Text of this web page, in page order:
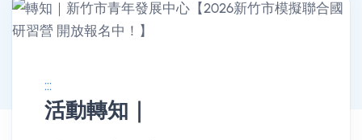
:::
活動轉知｜